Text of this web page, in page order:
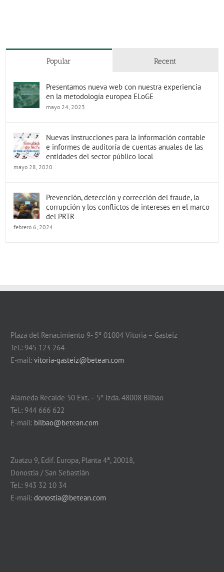
Bankia
Popular Recent
Presentamos nueva web con nuestra experiencia
en la metodología europea ELoGE
mayo 24, 2023
Nuevas instrucciones para la información contable
e informes de auditoría de cuentas anuales de las
entidades del sector público local
mayo 28, 2020
Prevención, detección y corrección del fraude, la
corrupción y los conflictos de intereses en el marco
del PRTR
febrero 6, 2024
Plaza del Renacimiento 9- 5º 01004 Vitoria – Gasteiz
Tel.: 945 123 264
E-mail: vitoria-gasteiz@betean.com
Alameda Recalde 50 Ext. – 5º Izda. 48008 Bilbao
Tel.: 944 666 622
E-mail: bilbao@betean.com
Zuatzu 9, Edif. Europa, Planta 4ª, 20018,
Donostia / San Sebastián
Tel.: 943 32 10 34
E-mail: donostia@betean.com